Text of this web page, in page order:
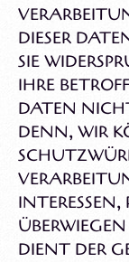
DIESER
SIE
IHRE
DATEN
DENN, WIR
DIENT DER